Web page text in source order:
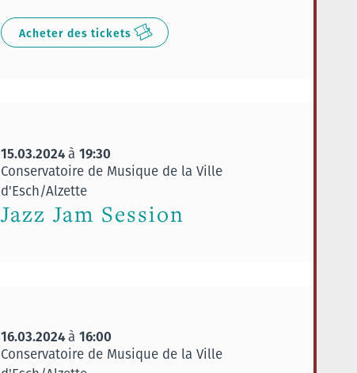
Acheter des tickets
15.03.2024à 19:30
Conservatoire de Musique de la Ville
d'Esch/Alzette
Jazz Jam Session
16.03.2024à 16:00
Conservatoire de Musique de la Ville